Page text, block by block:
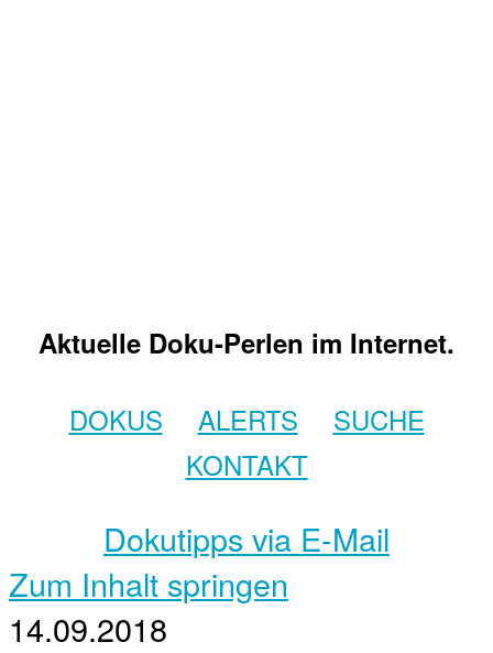
Aktuelle Doku-Perlen im Internet.
DOKUS ALERTS
SUCHE
KONTAKT
Dokutipps via E-Mail
Zum Inhalt springen
14.09.2018